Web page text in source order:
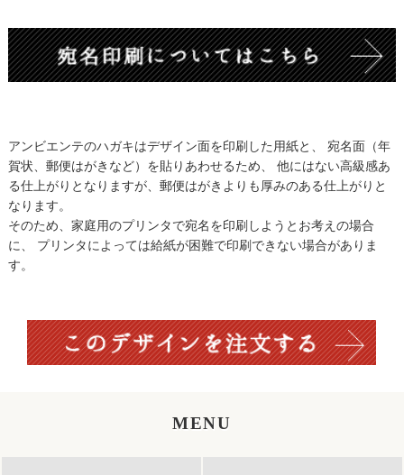
アンビエンテのハガキはデザイン面を印刷した用紙と、 宛名面（年
賀状、郵便はがきなど）を貼りあわせるため、 他にはない高級感あ
る仕上がりとなりますが、郵便はがきよりも厚みのある仕上がりと
なります。
そのため、家庭用のプリンタで宛名を印刷しようとお考えの場合
に、 プリンタによっては給紙が困難で印刷できない場合がありま
す。
MENU